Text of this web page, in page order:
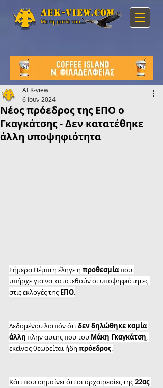
Aek-view.com
Με τη ματιά του...
Νέος πρόεδρος της ΕΠΟ ο
Γκαγκάτσης - Δεν κατατέθηκε
άλλη υποψηφιότητα
AEK-view
6 Ιουν 2024
Σήμερα Πέμπτη έληγε η προθεσμία που
υπήρχε για να κατατεθούν οι υποψηφιότητες
στις εκλογές της ΕΠΟ.
Δεδομένου λοιπόν ότι δεν δηλώθηκε καμία
άλλη πλην αυτής που του Μάκη Γκαγκάτση,
εκείνος θεωρείται ήδη πρόεδρος.
Κάτι που σημαίνει ότι οι αρχαιρεσίες της 22ας